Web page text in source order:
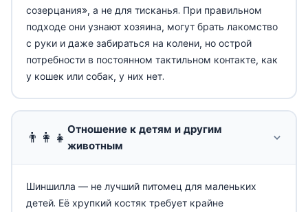
созерцания», а не для тисканья. При правильном
подходе они узнают хозяина, могут брать лакомство
с руки и даже забираться на колени, но острой
потребности в постоянном тактильном контакте, как
у кошек или собак, у них нет.
👨‍👩‍👧
Отношение к детям и другим
животным
Шиншилла — не лучший питомец для маленьких
детей. Её хрупкий костяк требует крайне